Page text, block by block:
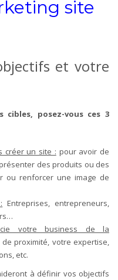
site
et votre
posez-vous ces 3
créer un site : pour avoir de
des produits ou des
ou renforcer une image de
Entreprises, entrepreneurs,
votre business de la
proximité, votre expertise,
etc.
à définir vos objectifs